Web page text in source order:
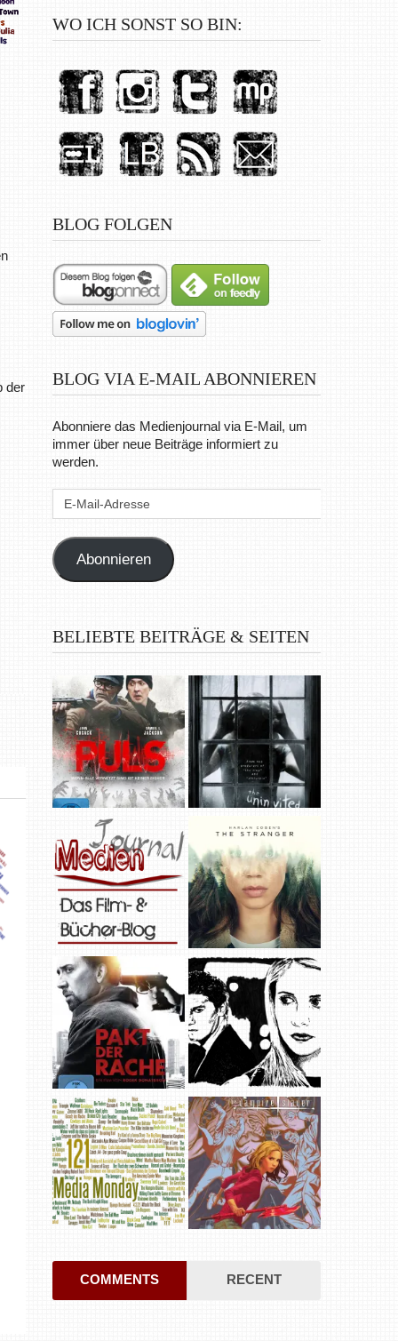
der
WO ICH SONST SO BIN:
BLOG FOLGEN
BLOG VIA E-MAIL ABONNIEREN
Abonniere das Medienjournal via E-Mail, um
immer über neue Beiträge informiert zu
werden.
E-
Abonnieren
BELIEBTE BEITRÄGE & SEITEN
COMMENTS RECENT